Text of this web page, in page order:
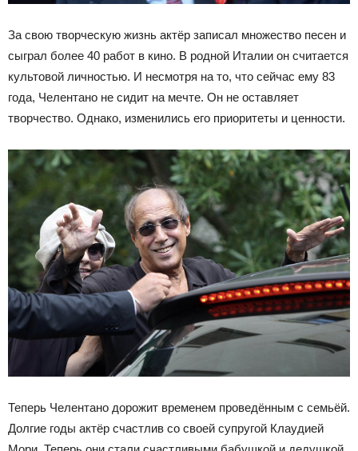
За свою творческую жизнь актёр записал множество песен и
сыграл более 40 работ в кино. В родной Италии он считается
культовой личностью. И несмотря на то, что сейчас ему 83
года, Челентано не сидит на мечте. Он не оставляет
творчество. Однако, изменились его приоритеты и ценности.
Теперь Челентано дорожит временем проведённым с семьёй.
Долгие годы актёр счастлив со своей супругой Клаудией